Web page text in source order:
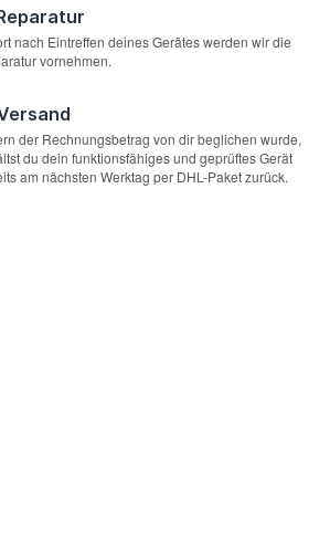
nach Eintreffen deines Gerätes werden wir die
vornehmen.
der Rechnungsbetrag von dir beglichen wurde,
du dein funktionsfähiges und geprüftes Gerät
am nächsten Werktag per DHL-Paket zurück.